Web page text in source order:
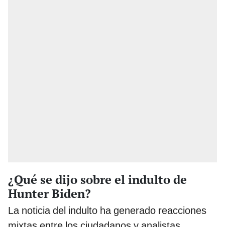
¿Qué se dijo sobre el indulto de
Hunter Biden?
La noticia del indulto ha generado reacciones